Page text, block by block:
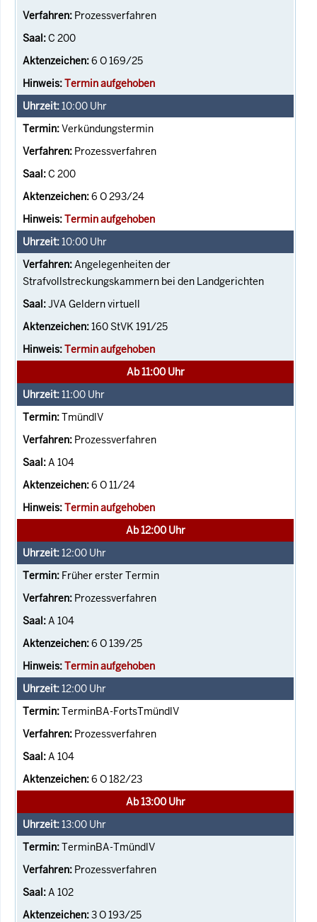
Prozessverfahren
C 200
6 O 169/25
Termin aufgehoben
10:00 Uhr
Verkündungstermin
Prozessverfahren
C 200
6 O 293/24
Termin aufgehoben
10:00 Uhr
Angelegenheiten der
Strafvollstreckungskammern bei den Landgerichten
JVA Geldern virtuell
160 StVK 191/25
Termin aufgehoben
Ab 11:00 Uhr
11:00 Uhr
TmündlV
Prozessverfahren
A 104
6 O 11/24
Termin aufgehoben
Ab 12:00 Uhr
12:00 Uhr
Früher erster Termin
Prozessverfahren
A 104
6 O 139/25
Termin aufgehoben
12:00 Uhr
TerminBA-FortsTmündlV
Prozessverfahren
A 104
6 O 182/23
Ab 13:00 Uhr
13:00 Uhr
TerminBA-TmündlV
Prozessverfahren
A 102
3 O 193/25